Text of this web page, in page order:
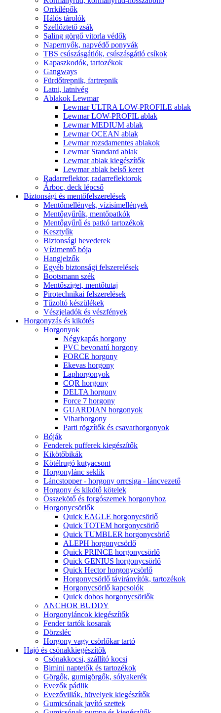
Orrkilépők
Hálós tárolók
Szellőztető zsák
Saling görgő vitorla védők
Napernyők, napvédő ponyvák
TBS csúszásgátlók, csúszásgátló csíkok
Kapaszkodók, tartozékok
Gangways
Fürdőtrepnik, fartrepnik
Latni, latnivég
Ablakok Lewmar
Lewmar ULTRA LOW-PROFILE ablak
Lewmar LOW-PROFIL ablak
Lewmar MEDIUM ablak
Lewmar OCEAN ablak
Lewmar rozsdamentes ablakok
Lewmar Standard ablak
Lewmar ablak kiegészítők
Lewmar ablak belső keret
Radarreflektor, radarreflektorok
Árboc, deck lépcső
Biztonsági és mentőfelszerelések
Mentőmellények, vízisímellények
Mentőgyűrűk, mentőpatkók
Mentőgyűrű és patkó tartozékok
Kesztyűk
Biztonsági hevederek
Vízimentő bója
Hangjelzők
Egyéb biztonsági felszerelések
Bootsmann szék
Mentősziget, mentőtutaj
Pirotechnikai felszerelések
Tűzoltó készülékek
Vészjeladók és vészfények
Horgonyzás és kikötés
Horgonyok
Négykapás horgony
PVC bevonatú horgony
FORCE horgony
Ekevas horgony
Laphorgonyok
CQR horgony
DELTA horgony
Force 7 horgony
GUARDIAN horgonyok
Viharhorgony
Parti rögzítők és csavarhorgonyok
Bóják
Fenderek pufferek kiegészítők
Kikötőbikák
Kötélrugó kutyacsont
Horgonylánc seklik
Láncstopper - horgony orrcsiga - láncvezető
Horgony és kikötő kötelek
Összekötő és forgószemek horgonyhoz
Horgonycsörlők
Quick EAGLE horgonycsörlő
Quick TOTEM horgonycsörlő
Quick TUMBLER horgonycsörlő
ALEPH horgonycsörlő
Quick PRINCE horgonycsörlő
Quick GENIUS horgonycsörlő
Quick Hector horgonycsörlő
Horgonycsörlő távirányítók, tartozékok
Horgonycsörlő kapcsolók
Quick dobos horgonycsörlők
ANCHOR BUDDY
Horgonyláncok kiegészítők
Fender tartók kosarak
Dörzsléc
Horgony vagy csörlőkar tartó
Hajó és csónakkiegészítők
Csónakkocsi, szállító kocsi
Bimini naptetők és tartozékok
Görgők, gumigörgők, sólyakerék
Evezők pádlik
Evezővillák, hüvelyek kiegészítők
Gumicsónak javító szettek